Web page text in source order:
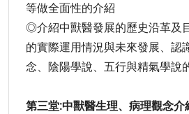
等做全面性的介紹
◎介紹中獸醫發展的歷史沿革及
的實際運用情況與未來發展、認
念、陰陽學說、五行與精氣學說
第三堂:中獸醫生理、病理觀念